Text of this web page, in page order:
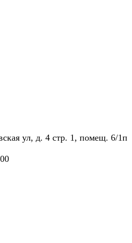
ул, д. 4 стр. 1, помещ. 6/1п